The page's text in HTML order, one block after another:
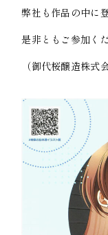
弊社も作品の中に
是非ともご参加く
（御代桜醸造株式会